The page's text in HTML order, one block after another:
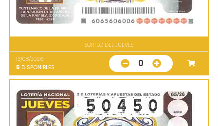
SORTEO DEL JUEVES
13/08/2026
5 DISPONIBLES 0